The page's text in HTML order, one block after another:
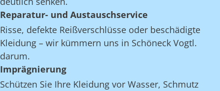
Reparatur- und Austauschservice
Risse, defekte Reißverschlüsse oder beschädigte
Kleidung – wir kümmern uns in Schöneck Vogtl.
darum.
Imprägnierung
Schützen Sie Ihre Kleidung vor Wasser, Schmutz